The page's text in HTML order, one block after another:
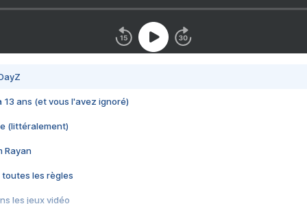
13 ans (et vous l'avez ignoré)
(littéralement)
Rayan
toutes les règles
les jeux vidéo